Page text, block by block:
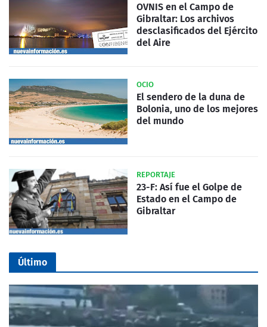
OVNIS en el Campo de
Gibraltar: Los archivos
desclasificados del Ejército
del Aire
OCIO
El sendero de la duna de
Bolonia, uno de los mejores
del mundo
REPORTAJE
23-F: Así fue el Golpe de
Estado en el Campo de
Gibraltar
Último